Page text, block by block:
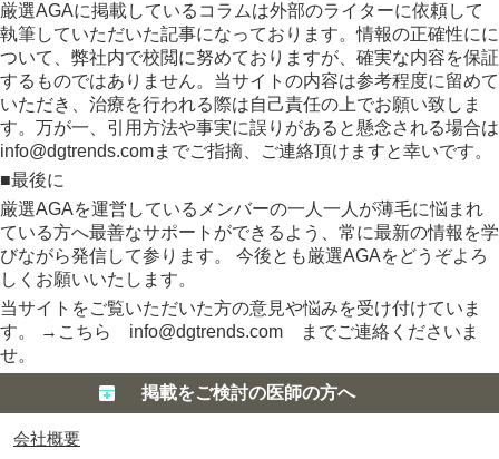
厳選AGAに掲載しているコラムは外部のライターに依頼して
執筆していただいた記事になっております。情報の正確性にに
ついて、弊社内で校閲に努めておりますが、確実な内容を保証
するものではありません。当サイトの内容は参考程度に留めて
いただき、治療を行われる際は自己責任の上でお願い致しま
す。万が一、引用方法や事実に誤りがあると懸念される場合は
info@dgtrends.comまでご指摘、ご連絡頂けますと幸いです。
■最後に
厳選AGAを運営しているメンバーの一人一人が薄毛に悩まれ
ている方へ最善なサポートができるよう、常に最新の情報を学
びながら発信して参ります。 今後とも厳選AGAをどうぞよろ
しくお願いいたします。
当サイトをご覧いただいた方の意見や悩みを受け付けていま
す。 →こちら info@dgtrends.com までご連絡くださいま
せ。
掲載をご検討の医師の方へ
会社概要